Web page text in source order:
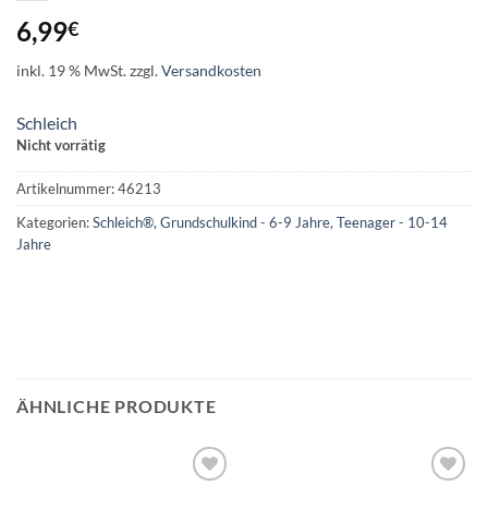
6,99€
inkl. 19 % MwSt.zzgl.Versandkosten
Schleich
Nicht vorrätig
Artikelnummer:46213
Kategorien:Schleich®,Grundschulkind - 6-9 Jahre,Teenager - 10-14
Jahre
ÄHNLICHE PRODUKTE